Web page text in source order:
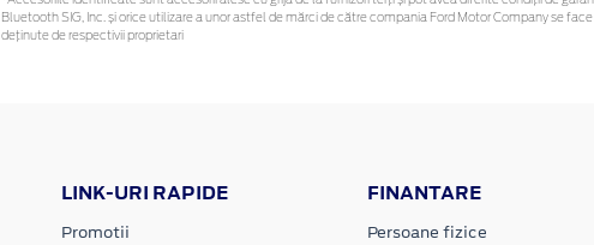
Bluetooth SIG, Inc. și orice utilizare a unor astfel de mărci de către compania Ford Motor Company se
deținute de respectivii proprietari
LINK-URI RAPIDE
Promotii
FINANTARE
Persoane fizice